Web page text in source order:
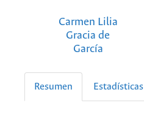
Carmen Lilia
Gracia de
García
Resumen Estadísticas